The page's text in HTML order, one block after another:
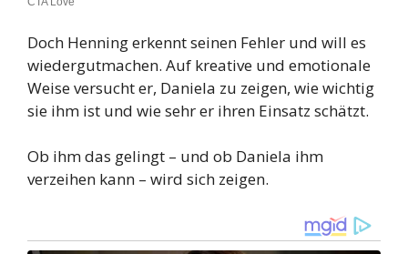
Doch Henning erkennt seinen Fehler und will es
wiedergutmachen. Auf kreative und emotionale
Weise versucht er, Daniela zu zeigen, wie wichtig
sie ihm ist und wie sehr er ihren Einsatz schätzt.
Ob ihm das gelingt – und ob Daniela ihm
verzeihen kann – wird sich zeigen.